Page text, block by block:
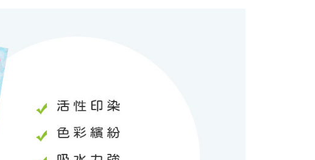
付款後7-11取貨
每筆NT$80，滿NT$859(含以上)免運費
宅配
每筆NT$85，滿NT$859(含以上)免運費